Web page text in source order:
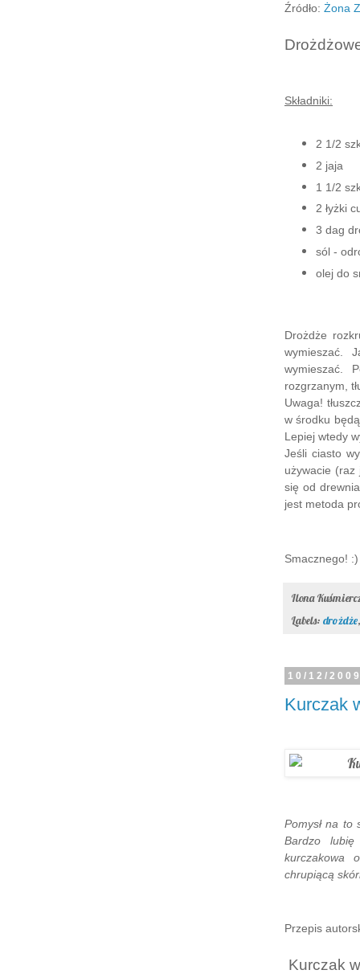
Źródło: Żona
Składniki:
2 1/2
2 jaja
1 1/2
2 łyżki
3 dag
sól -
olej do
Drożdże
wymieszać.
wymieszać.
rozgrzanym,
Uwaga!
w środku
Lepiej wtedy
Jeśli ciasto
używacie
się od
jest metoda
Smacznego! :)
Ilona
Labels: drożdże
10/12/
Kurczak
Pomysł na to
Bardzo
kurczakowa
chrupiącą
Przepis
Kurczak